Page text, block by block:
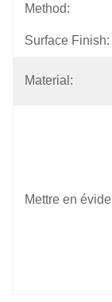
Method:
Surface Finish:
Material:
Mettre en